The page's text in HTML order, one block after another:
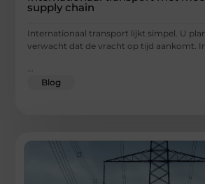
supply chain
Internationaal transport lijkt simpel. U
verwacht dat de vracht op tijd aankomt.
...
Blog